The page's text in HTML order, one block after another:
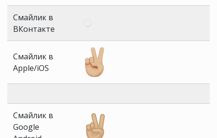
Смайлик в
ВКонтакте
Смайлик в
Apple/iOS
Смайлик в
Google